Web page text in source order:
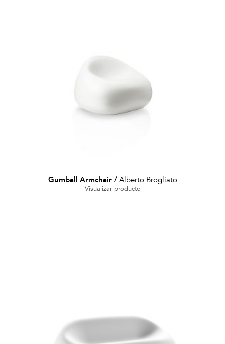
Gumball Armchair / Alberto Brogliato
Visualizar producto